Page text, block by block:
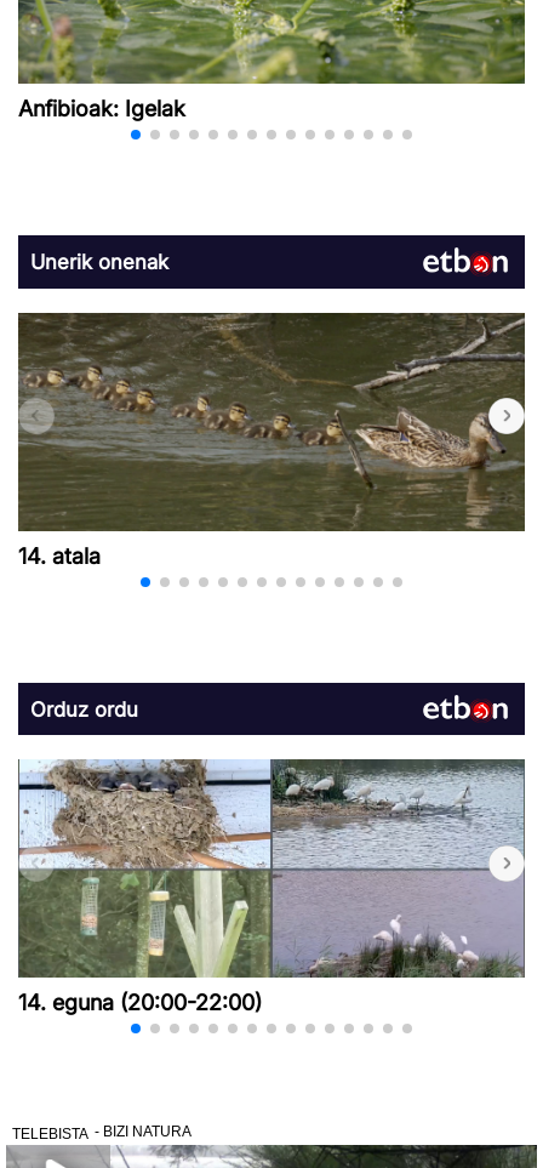
Anfibioak: Igelak
Unerik onenak
14. atala
Orduz ordu
14. eguna (20:00-22:00)
TELEBISTA - BIZI NATURA